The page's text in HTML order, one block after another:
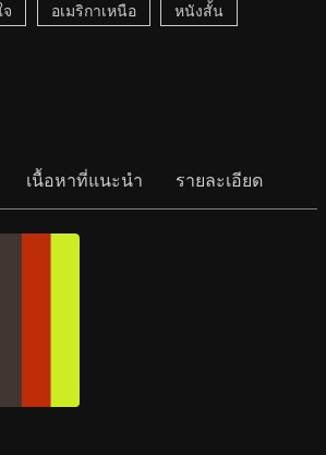
อเมริกาเหนือ หนังสั้น
เนื้อหาที่แนะนำ รายละเอียด